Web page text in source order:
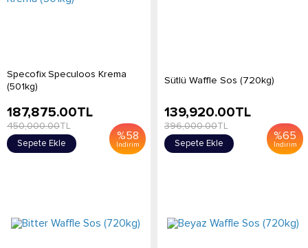
Specofix Speculoos Krema
(501kg)
%58
İndirim
187,875.00TL
450,000.00TL
Sepete Ekle
Sütlü Waffle Sos (720kg)
%65
İndirim
139,920.00TL
396,000.00TL
Sepete Ekle